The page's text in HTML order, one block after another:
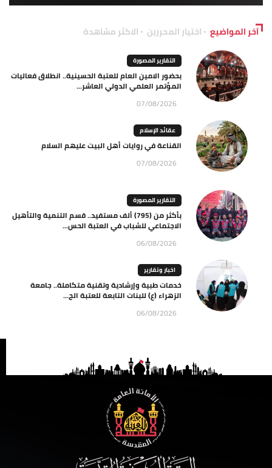
آخر المواضيع اختيار المحررين الاكثر مشاهدة
التقارير المصورة
بحضور الامين العام للعتبة الحسينية.. انطلاق فعاليات
المؤتمر العلمي الدولي العاشر...
07/08/2026
عقائد الإسلام
القناعة في روايات أهل البيت عليهم السلام
07/08/2026
التقارير المصورة
بأكثر من (795) ألف مستفيد.. قسم التنمية والتأهيل
الاجتماعي للشباب في العتبة الحس...
06/08/2026
اخبار وتقارير
خدمات طبية وإرشادية وتقنية متكاملة.. جامعة
الزهراء (ع) للبنات التابعة للعتبة الح...
06/08/2026